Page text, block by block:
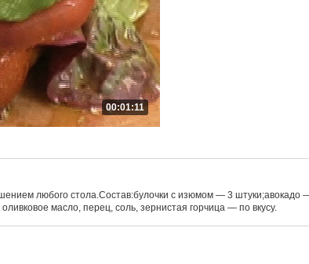
00:01:11
любого стола.Состав:булочки с изюмом — 3 штуки;авокадо
масло, перец, соль, зернистая горчица — по вкусу.